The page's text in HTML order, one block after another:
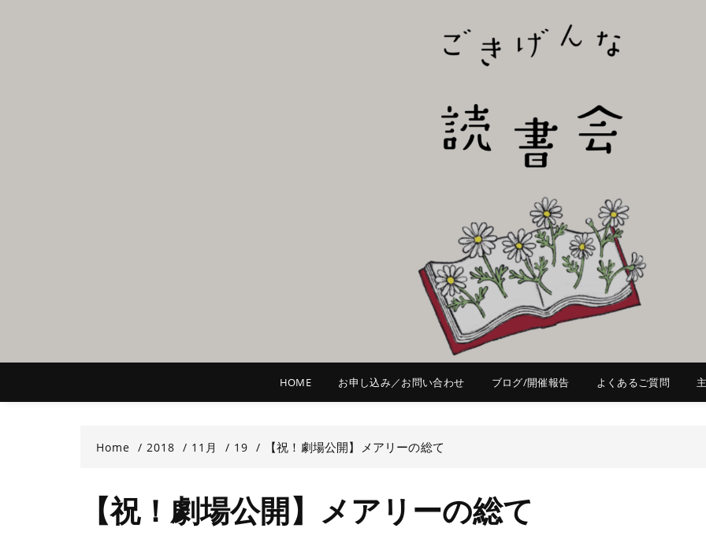
ごき
HOME お申し込み／お問い合わせ ブログ/開催報告 よくあるご質問
Home 2018 11月 19 【祝！劇場公開】メアリーの総て
【祝！劇場公開】メアリーの総て